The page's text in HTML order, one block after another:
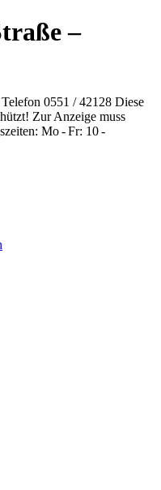
–
Telefon 0551 / 42128 Diese
Zur Anzeige muss
Mo - Fr: 10 -